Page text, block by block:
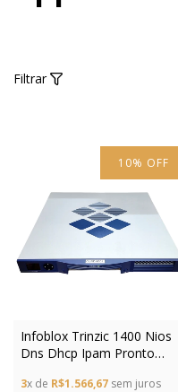
Filtrar
10% OFF
Infoblox Trinzic 1400 Nios
Dns Dhcp Ipam Pronto
3x de R$1.566,67 sem juros